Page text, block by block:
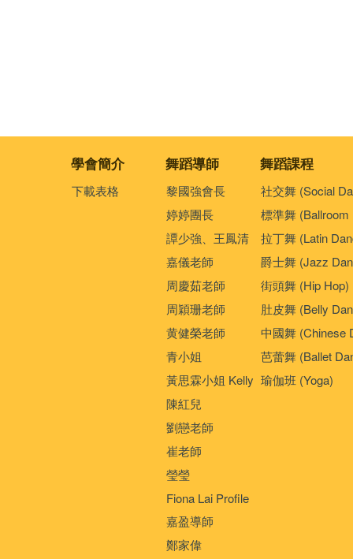
學會簡介 舞蹈導師 舞蹈課程
下載表格
黎國強會長
婷婷團長
譚少強、王鳳清
嘉儀老師
周慶茹老師
周穎珊老師
黄健榮老師
青小姐
黃思霖小姐 Kelly
陳紅兒
劉戀老師
崔老師
瑩瑩
Fiona Lai Profile
嘉盈導師
鄭家偉
社交舞 (Social
標準舞 (Ballroom
拉丁舞 (Latin
爵士舞 (Jazz
街頭舞 (Hip Hop)
肚皮舞 (Belly
中國舞 (Chinese
芭蕾舞 (Ballet
瑜伽班 (Yoga)